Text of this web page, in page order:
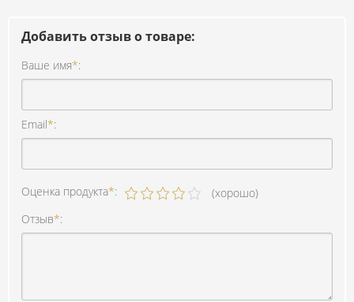
Добавить отзыв о товаре:
Ваше имя*:
Email*:
Оценка продукта*:
(хорошо)
Отзыв*: